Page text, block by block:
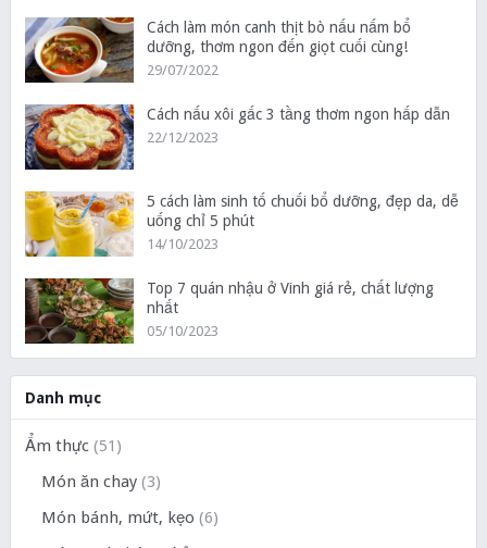
Cách làm món canh thịt bò nấu nấm bổ
dưỡng, thơm ngon đến giọt cuối cùng!
29/07/2022
Cách nấu xôi gấc 3 tầng thơm ngon hấp dẫn
22/12/2023
5 cách làm sinh tố chuối bổ dưỡng, đẹp da, dễ
uống chỉ 5 phút
14/10/2023
Top 7 quán nhậu ở Vinh giá rẻ, chất lượng
nhất
05/10/2023
Danh mục
Ẩm thực(51)
Món ăn chay(3)
Món bánh, mứt, kẹo (6)